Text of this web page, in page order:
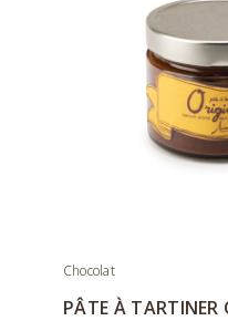
Chocolat
PÂTE À TARTINER